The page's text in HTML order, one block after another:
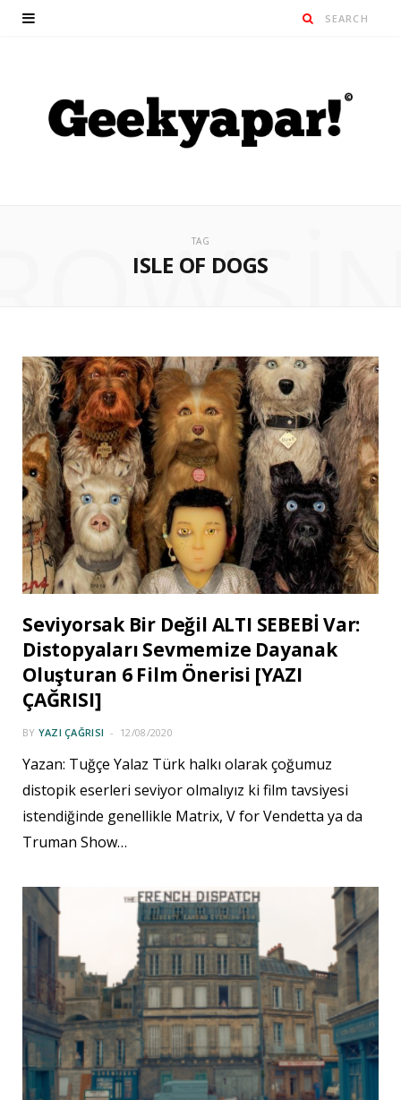
TAG
ISLE OF DOGS
Seviyorsak Bir Değil ALTI SEBEBİ Var:
Distopyaları Sevmemize Dayanak
Oluşturan 6 Film Önerisi [YAZI
ÇAĞRISI]
BY YAZI ÇAĞRISI 12/08/2020
Yazan: Tuğçe Yalaz Türk halkı olarak çoğumuz
distopik eserleri seviyor olmalıyız ki film tavsiyesi
istendiğinde genellikle Matrix, V for Vendetta ya da
Truman Show…